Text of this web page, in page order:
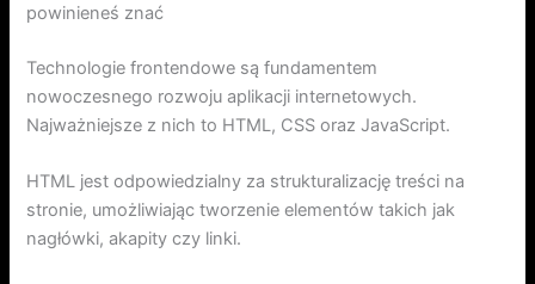
powinieneś znać
Technologie frontendowe są fundamentem
nowoczesnego rozwoju aplikacji internetowych.
Najważniejsze z nich to HTML, CSS oraz JavaScript.
HTML jest odpowiedzialny za strukturalizację treści na
stronie, umożliwiając tworzenie elementów takich jak
nagłówki, akapity czy linki.